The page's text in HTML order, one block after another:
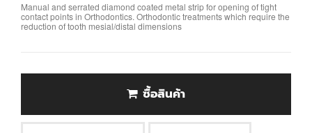
Manual and serrated diamond coated metal strip for opening of tight
contact points in Orthodontics. Orthodontic treatments which require the
reduction of tooth mesial/distal dimensions
ซื้อสินค้า